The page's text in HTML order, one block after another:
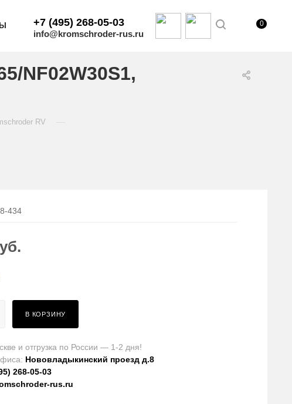
+7 (495) 268-05-03
info@kromschroder-rus.ru
0
NF02W30S1,
RV
434
В КОРЗИНУ
и отгрузка по России — 1-2 дня!
Нововладыкинский проезд д.8
268-05-03
rus.ru